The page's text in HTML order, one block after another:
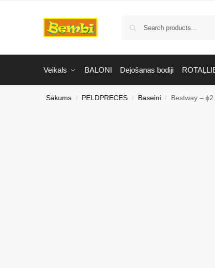
Veikals BALONI Dejošanas bodiji
Sākums / PELDPRECES / Baseini / Bestway –